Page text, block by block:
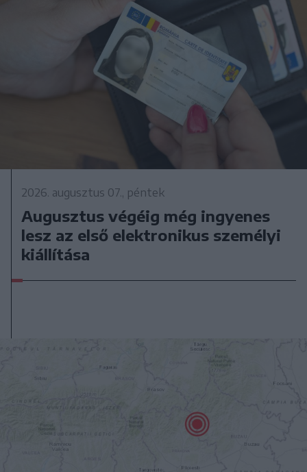
2026. augusztus 07., péntek
Augusztus végéig még ingyenes
lesz az első elektronikus személyi
kiállítása